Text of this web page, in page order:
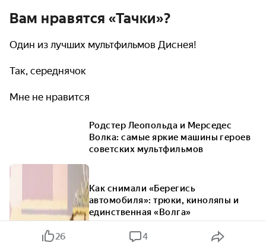
Вам нравятся «Тачки»?
Один из лучших мультфильмов Диснея!
Так, середнячок
Мне не нравится
Родстер Леопольда и Мерседес
Волка: самые яркие машины героев
советских мультфильмов
Как снимали «Берегись
автомобиля»: трюки, киноляпы и
единственная «Волга»
26 4